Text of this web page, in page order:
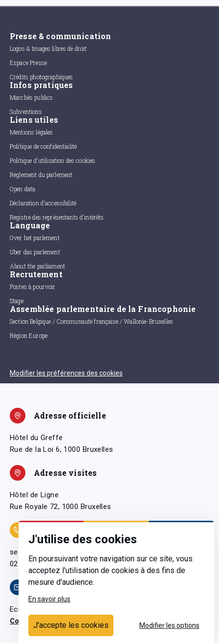
J'utilise des cookies
En poursuivant votre navigation sur ce site, vous
acceptez l'utilisation de cookies à des fins de
mesure d'audience.
En savoir plus
J'accepte les cookies Modifier les options
Presse & communication
Logos & Images libres de droit
Espace Presse
Crédits photographiques
Infos pratiques
Marchés publics
Subventions
Liens utiles
Mentions légales
Politique de confidentialité
Politique d'utilisation des cookies
Règlement du parlement
Open data
Déclaration d'accessibilité
Registre des représentants d'intérêts
Language
Over het parlement
Uber das parlement
About the parliament
Recrutement
Postes à pourvoir
Stage
Assemblée parlementaire de la Francophonie
Section Belgique / Communauté française / Wallonie-Bruxelles
Région Europe
Modifier les préférences des cookies
Adresse officielle
Hôtel du Greffe
Rue de la Loi 6, 1000 Bruxelles
Adresse visites
Hôtel de Ligne
Rue Royale 72, 1000 Bruxelles
secretariatgeneral@pfwb.be
02 506 38 11
Contact
Ecrivez-nous
Contactez-nous